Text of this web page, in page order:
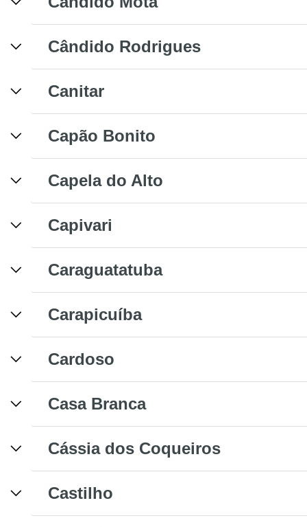
Cândido Rodrigues
Canitar
Capão Bonito
Capela do Alto
Capivari
Caraguatatuba
Carapicuíba
Cardoso
Casa Branca
Cássia dos Coqueiros
Castilho